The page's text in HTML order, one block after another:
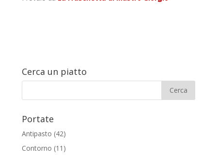
Cerca un piatto
Portate
Antipasto (42)
Contorno (11)